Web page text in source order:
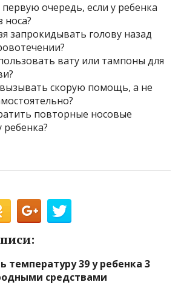
очередь, если у ребенка
запрокидывать голову назад
вату или тампоны для
скорую помощь, а не
повторные носовые
ребенка?
температуру 39 у ребенка 3
средствами